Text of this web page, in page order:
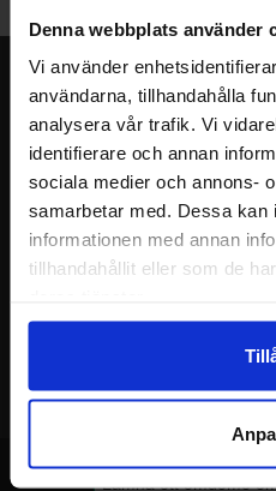
Denna webbplats använder
Vi använder
användarna, tillhandahålla
analysera vår trafik. Vi
identifierare och annan
sociala medier och annons-
samarbetar med. Dessa kan
informationen med annan
tillhandahållit eller som de
Jag önskar erbjudanden, rabatter
Du kommer att få ca 1 utskick /
Ditt namn
Din e-post